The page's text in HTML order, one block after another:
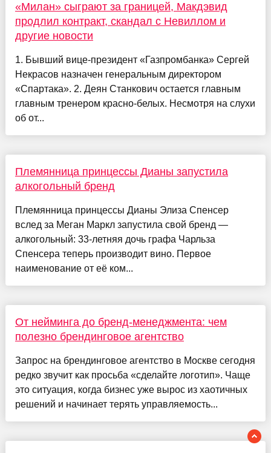
«Милан» сыграют за границей, Макдэвид
продлил контракт, скандал с Невиллом и
другие новости
1. Бывший вице-президент «Газпромбанка» Сергей
Некрасов назначен генеральным директором
«Спартака». 2. Деян Станкович остается главным
главным тренером красно-белых. Несмотря на слухи
об от...
Племянница принцессы Дианы запустила
алкогольный бренд
Племянница принцессы Дианы Элиза Спенсер
вслед за Меган Маркл запустила свой бренд —
алкогольный: 33-летняя дочь графа Чарльза
Спенсера теперь производит вино. Первое
наименование от её ком...
От нейминга до бренд-менеджмента: чем
полезно брендинговое агентство
Запрос на брендинговое агентство в Москве сегодня
редко звучит как просьба «сделайте логотип». Чаще
это ситуация, когда бизнес уже вырос из хаотичных
решений и начинает терять управляемость...